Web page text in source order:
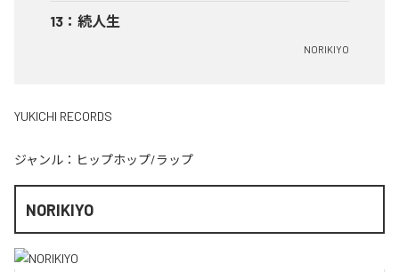
13 ： 続人生
NORIKIYO
YUKICHI RECORDS
ジャンル： ヒップホップ/ラップ
NORIKIYO